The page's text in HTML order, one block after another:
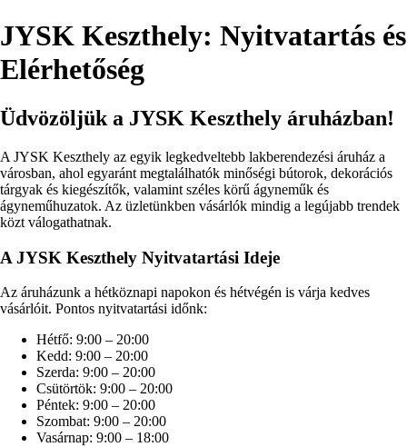
JYSK Keszthely: Nyitvatartás és
Elérhetőség
Üdvözöljük a JYSK Keszthely áruházban!
A JYSK Keszthely az egyik legkedveltebb lakberendezési áruház a
városban, ahol egyaránt megtalálhatók minőségi bútorok, dekorációs
tárgyak és kiegészítők, valamint széles körű ágyneműk és
ágyneműhuzatok. Az üzletünkben vásárlók mindig a legújabb trendek
közt válogathatnak.
A JYSK Keszthely Nyitvatartási Ideje
Az áruházunk a hétköznapi napokon és hétvégén is várja kedves
vásárlóit. Pontos nyitvatartási időnk:
Hétfő: 9:00 – 20:00
Kedd: 9:00 – 20:00
Szerda: 9:00 – 20:00
Csütörtök: 9:00 – 20:00
Péntek: 9:00 – 20:00
Szombat: 9:00 – 20:00
Vasárnap: 9:00 – 18:00